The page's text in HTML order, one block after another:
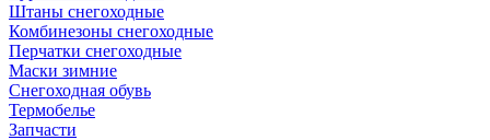
Штаны снегоходные
Комбинезоны снегоходные
Перчатки снегоходные
Маски зимние
Снегоходная обувь
Термобелье
Запчасти